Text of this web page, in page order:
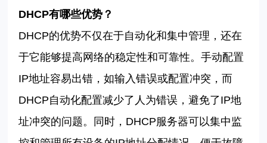
DHCP有哪些优势？
DHCP的优势不仅在于自动化和集中管理，还在
于它能够提高网络的稳定性和可靠性。手动配置
IP地址容易出错，如输入错误或配置冲突，而
DHCP自动化配置减少了人为错误，避免了IP地
址冲突的问题。同时， DHCP服务器可以集中监